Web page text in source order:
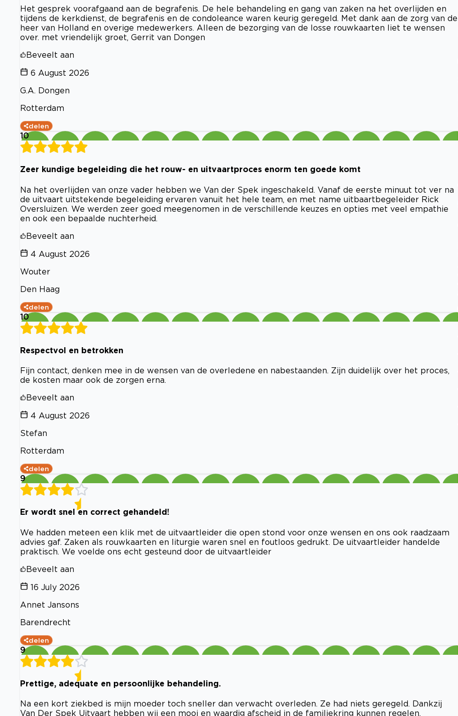
Het gesprek voorafgaand aan de begrafenis. De hele behandeling en gang van zaken na het overlijden en
tijdens de kerkdienst, de begrafenis en de condoleance waren keurig geregeld. Met dank aan de zorg van de
heer van Holland en overige medewerkers. Alleen de bezorging van de losse rouwkaarten liet te wensen
over. met vriendelijk groet, Gerrit van Dongen
Beveelt aan
6 August 2026
G.A. Dongen
Rotterdam
delen
10
Zeer kundige begeleiding die het rouw- en uitvaartproces enorm ten goede komt
Na het overlijden van onze vader hebben we Van der Spek ingeschakeld. Vanaf de eerste minuut tot ver na
de uitvaart uitstekende begeleiding ervaren vanuit het hele team, en met name uitbaartbegeleider Rick
Oversluizen. We werden zeer goed meegenomen in de verschillende keuzes en opties met veel empathie
en ook een bepaalde nuchterheid.
Beveelt aan
4 August 2026
Wouter
Den Haag
delen
10
Respectvol en betrokken
Fijn contact, denken mee in de wensen van de overledene en nabestaanden. Zijn duidelijk over het proces,
de kosten maar ook de zorgen erna.
Beveelt aan
4 August 2026
Stefan
Rotterdam
delen
9
Er wordt snel en correct gehandeld!
We hadden meteen een klik met de uitvaartleider die open stond voor onze wensen en ons ook raadzaam
advies gaf. Zaken als rouwkaarten en liturgie waren snel en foutloos gedrukt. De uitvaartleider handelde
praktisch. We voelde ons echt gesteund door de uitvaartleider
Beveelt aan
16 July 2026
Annet Jansons
Barendrecht
delen
9
Prettige, adequate en persoonlijke behandeling.
Na een kort ziekbed is mijn moeder toch sneller dan verwacht overleden. Ze had niets geregeld. Dankzij
Van Der Spek Uitvaart hebben wij een mooi en waardig afscheid in de familiekring kunnen regelen.